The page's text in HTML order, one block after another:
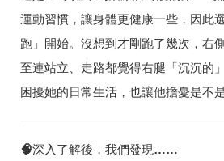
運動習慣，讓身體更健康一些，因此
跑」開始。沒想到才剛跑了幾次，右
至連站立、走路都覺得右腿「沉沉的
困擾她的日常生活，也讓他擔憂是不
🧠深入了解後，我們發現……